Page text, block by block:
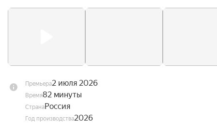
Премьера2 июля 2026
Время82 минуты
СтранаРоссия
Год производства2026